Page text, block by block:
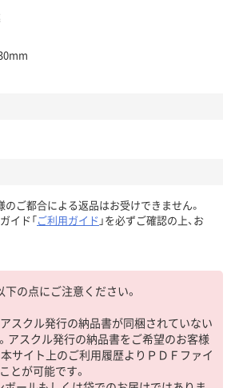
のご都合による返品はお受けできません。
イド「ご利用ガイド 」を必ずご確認の上、お
下の点にご注意ください。
アスクル発行の納品書が同梱されていない
アスクル発行の納品書をご希望のお客様
本サイト上のご利用履歴よりＰＤＦファイ
とが可能です。